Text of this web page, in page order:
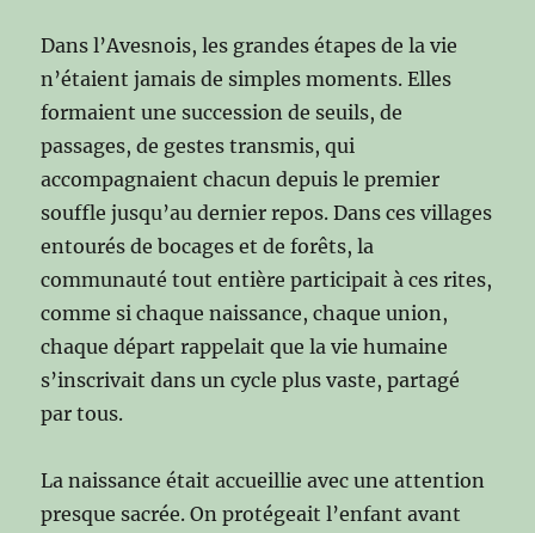
Dans l’Avesnois, les grandes étapes de la vie
n’étaient jamais de simples moments. Elles
formaient une succession de seuils, de
passages, de gestes transmis, qui
accompagnaient chacun depuis le premier
souffle jusqu’au dernier repos. Dans ces villages
entourés de bocages et de forêts, la
communauté tout entière participait à ces rites,
comme si chaque naissance, chaque union,
chaque départ rappelait que la vie humaine
s’inscrivait dans un cycle plus vaste, partagé
par tous.
La naissance était accueillie avec une attention
presque sacrée. On protégeait l’enfant avant